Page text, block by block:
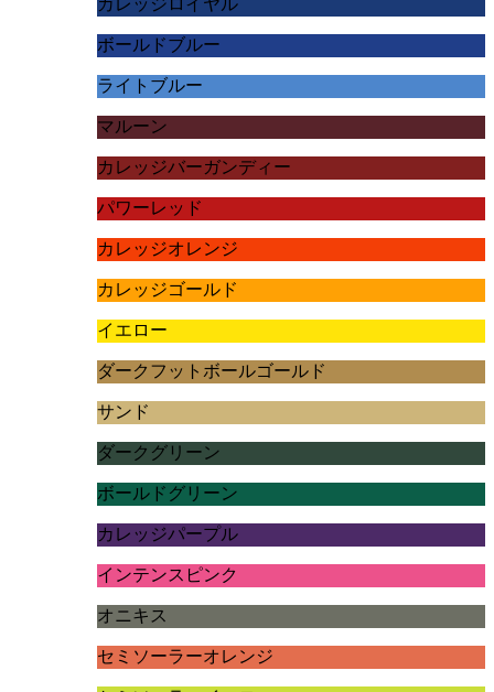
カレッジロイヤル
ボールドブルー
ライトブルー
マルーン
カレッジバーガンディー
パワーレッド
カレッジオレンジ
カレッジゴールド
イエロー
ダークフットボールゴールド
サンド
ダークグリーン
ボールドグリーン
カレッジパープル
インテンスピンク
オニキス
セミソーラーオレンジ